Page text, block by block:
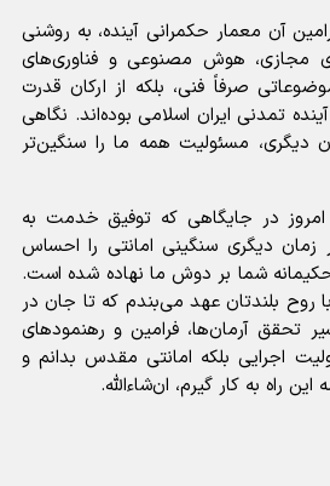
آن معمار حکمرانی آینده، به روشنی
مجازی، هوش مصنوعی و فناوری‌های
صرفاً فنی، بلکه از ارکان قدرت
تمدنی ایران اسلامی بوده‌اند. نگاهی
دیگری، مسئولیت همه ما را سنگین‌تر
در جایگاهی که توفیق خدمت به
زمان دیگری سنگینی امانتی را احساس
شما بر دوش ما نهاده شده است.
روح بلندتان عهد می‌بندم که تا جان در
تحقق آرمان‌ها، فرامین و رهنمود‌های
اجرایی بلکه امانتی مقدس بدانم و
راه به کار گیرم، ان‌شاءالله.